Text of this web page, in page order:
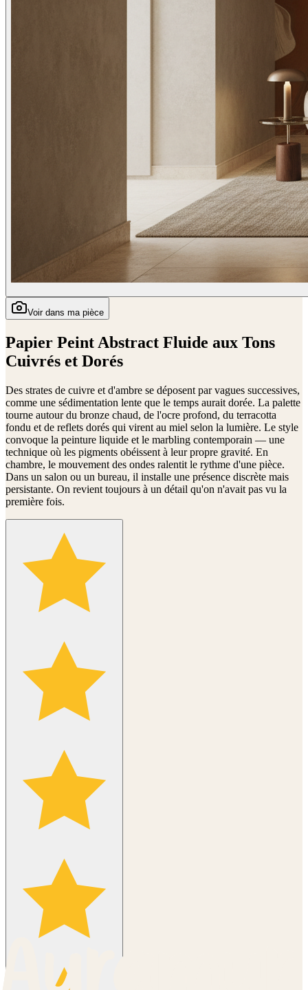
Voir dans ma pièce
Papier Peint Abstract Fluide aux Tons
Cuivrés et Dorés
Des strates de cuivre et d'ambre se déposent par vagues successives,
comme une sédimentation lente que le temps aurait dorée. La palette
tourne autour du bronze chaud, de l'ocre profond, du terracotta
fondu et de reflets dorés qui virent au miel selon la lumière. Le style
convoque la peinture liquide et le marbling contemporain — une
technique où les pigments obéissent à leur propre gravité. En
chambre, le mouvement des ondes ralentit le rythme d'une pièce.
Dans un salon ou un bureau, il installe une présence discrète mais
persistante. On revient toujours à un détail qu'on n'avait pas vu la
première fois.